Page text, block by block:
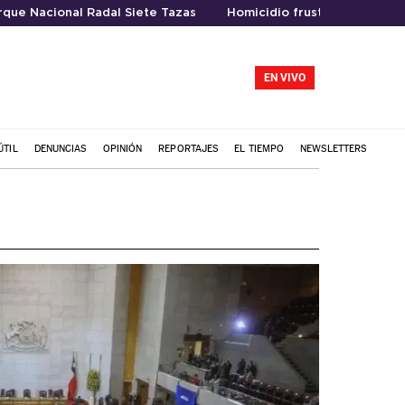
Nacional Radal Siete Tazas Homicidio frustrado
EN VIVO
DENUNCIAS OPINIÓN REPORTAJES EL TIEMPO NEWSLETTERS